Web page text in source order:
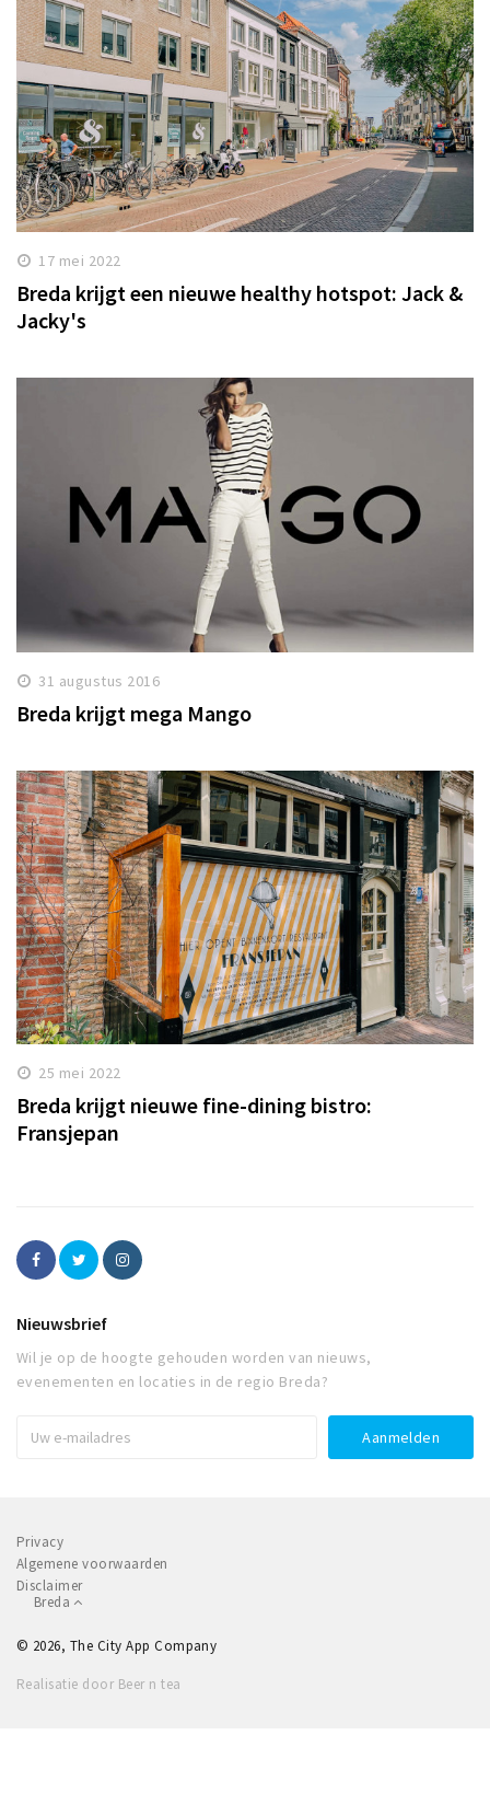
17 mei 2022
Breda krijgt een nieuwe healthy hotspot: Jack &
Jacky's
31 augustus 2016
Breda krijgt mega Mango
25 mei 2022
Breda krijgt nieuwe fine-dining bistro:
Fransjepan
Nieuwsbrief
Wil je op de hoogte gehouden worden van nieuws,
evenementen en locaties in de regio Breda?
Privacy
Algemene voorwaarden
Disclaimer
Breda
© 2026, The City App Company
Realisatie door Beer n tea